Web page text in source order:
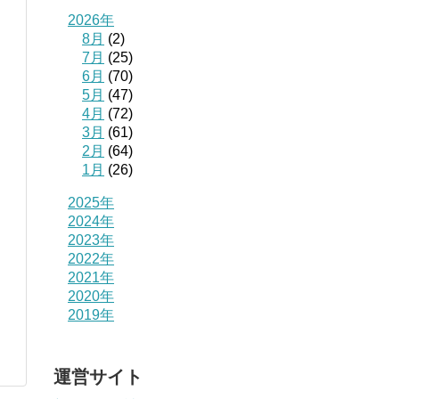
2026年
8月 (2)
7月 (25)
6月 (70)
5月 (47)
4月 (72)
3月 (61)
2月 (64)
1月 (26)
2025年
2024年
2023年
2022年
2021年
2020年
2019年
運営サイト